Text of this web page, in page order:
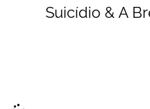
Suicídio & A